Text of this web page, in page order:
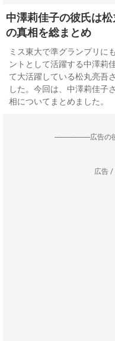
中澤莉佳子の彼氏は
の真相を総まとめ
ミス東大で準グランプリに
ントとして活躍する中澤莉
て大活躍している松丸亮吾
した。今回は、中澤莉佳子
相についてまとめました。
--------------------広告
広告 /